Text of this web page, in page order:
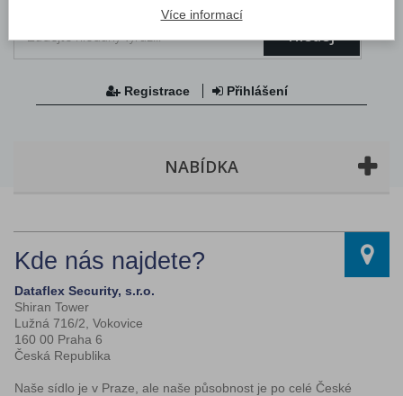
Hledej
Registrace Přihlášení
NABÍDKA
Kde nás najdete?
Dataflex Security, s.r.o.
Shiran Tower
Lužná 716/2, Vokovice
160 00 Praha 6
Česká Republika
Naše sídlo je v Praze, ale naše působnost je po celé České
Více informací